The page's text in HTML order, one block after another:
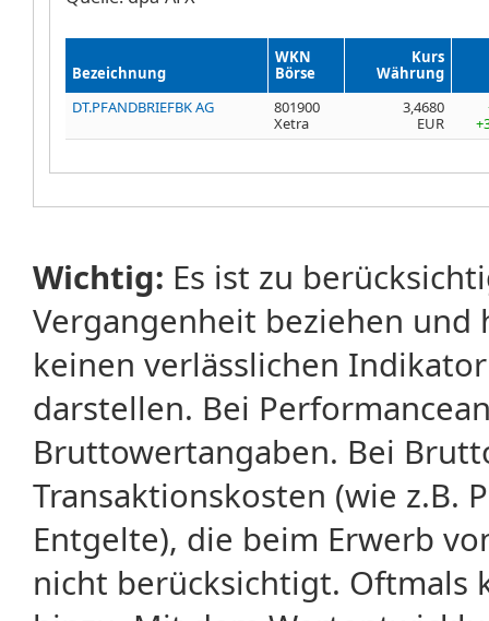
Bezeichnung
WKN
Börse
Kurs
Währung
DT.PFANDBRIEFBK AG
801900
Xetra
3,4680
EUR
Wichtig: Es ist zu
Vergangenheit beziehen
keinen verlässlichen
darstellen. Bei
Bruttowertangaben. Bei
Transaktionskosten (wie z.B.
Entgelte), die beim Erwerb
nicht berücksichtigt. Oftmals